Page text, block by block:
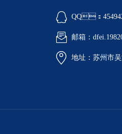
QQ：
邮箱：
地址：苏州